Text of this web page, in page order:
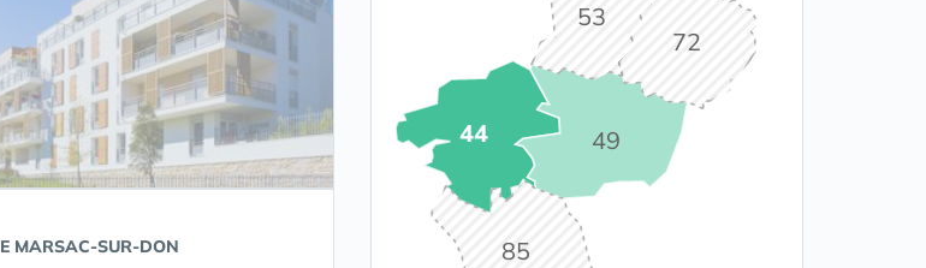
MARSAC-SUR-DON
44 49
53
72
85